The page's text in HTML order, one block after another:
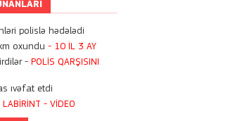
hədələdi
Azərbaycanda
karta köçürmələrə
qoyuldu
polislə hədələdi
oxundu - 10 İL 3 AY
- POLİS QARŞISINI
ıvəfat etdi
LABİRİNT - VİDEO